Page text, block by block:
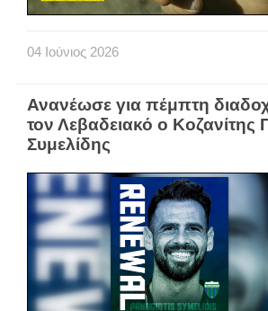
04 Ιούνιος 2026
Ανανέωσε για πέμπτη
τον Λεβαδειακό ο Κοζανίτης
Συμελίδης